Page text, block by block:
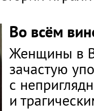
Во всём
Женщины в
зачастую
с
и